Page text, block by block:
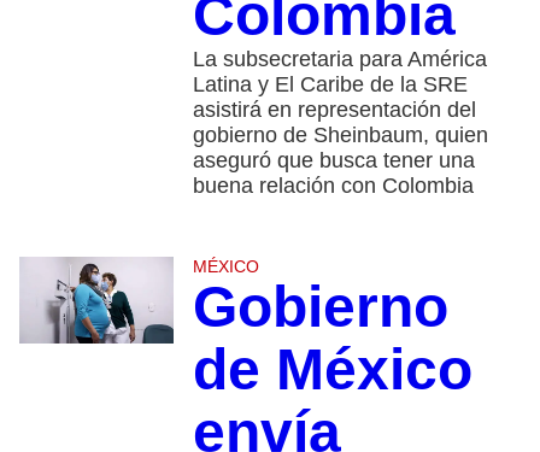
Colombia
La subsecretaria para América
Latina y El Caribe de la SRE
asistirá en representación del
gobierno de Sheinbaum, quien
aseguró que busca tener una
buena relación con Colombia
MÉXICO
Gobierno
de México
envía